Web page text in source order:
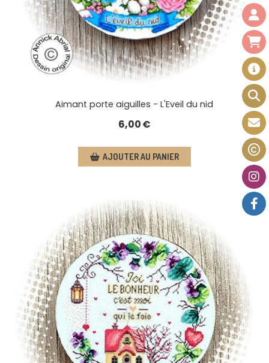
Aimant porte aiguilles - L'Eveil du nid
6,00€
AJOUTER AU PANIER